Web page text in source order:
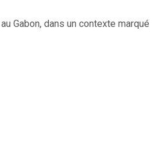
Gabon, dans un contexte